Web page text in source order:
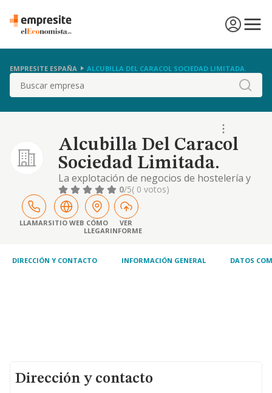
EMPRESITE ESPAÑA ALCUBILLA DEL CARACOL SOCIEDAD LIMITADA.
Buscar
Alcubilla Del Caracol
Sociedad Limitada.
La explotación de negocios de hostelería y
hospedaje mediante hoteles y alojamientos
similares, así como la explotación de
apartamentos turísticos. el cnae de la
actividad principal es 5510
0/5( 0 votos)
LLAMARSITIO WEB CÓMO
LLEGAR
VER
INFORME
DIRECCIÓN Y CONTACTO INFORMACIÓN GENERAL DATOS
Dirección y contacto